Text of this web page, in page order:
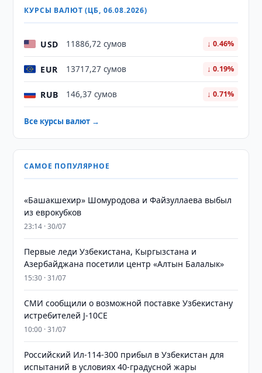
КУРСЫ ВАЛЮТ (ЦБ, 06.08.2026)
USD 11886,72 сумов ↓ 0.46%
EUR 13717,27 сумов ↓ 0.19%
RUB 146,37 сумов ↓ 0.71%
Все курсы валют →
САМОЕ ПОПУЛЯРНОЕ
«Башакшехир» Шомуродова и Файзуллаева выбыл
из еврокубков
23:14 · 30/07
Первые леди Узбекистана, Кыргызстана и
Азербайджана посетили центр «Алтын Балалык»
15:30 · 31/07
СМИ сообщили о возможной поставке Узбекистану
истребителей J-10CE
10:00 · 31/07
Российский Ил-114-300 прибыл в Узбекистан для
испытаний в условиях 40-градусной жары